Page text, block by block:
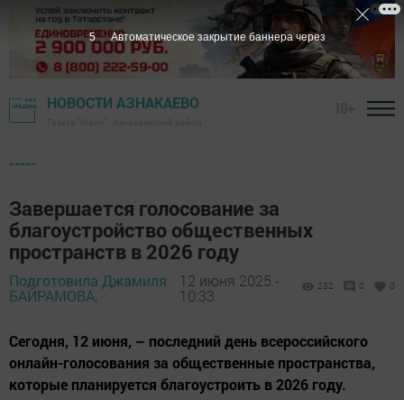
НОВОСТИ АЗНАКАЕВО
-----
Завершается голосование за
благоустройство общественных
пространств в 2026 году
Подготовила Джамиля
БАЙРАМОВА,
12 июня 2025 -
10:33
232 0 0
Сегодня, 12 июня, – последний день всероссийского
онлайн-голосования за общественные пространства,
которые планируется благоустроить в 2026 году.
3 Автоматическое закрытие баннера через